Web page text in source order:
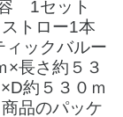
1セット
トロー1本
ィックバルー
長さ約５３
約５３０ｍ
品のパッケ